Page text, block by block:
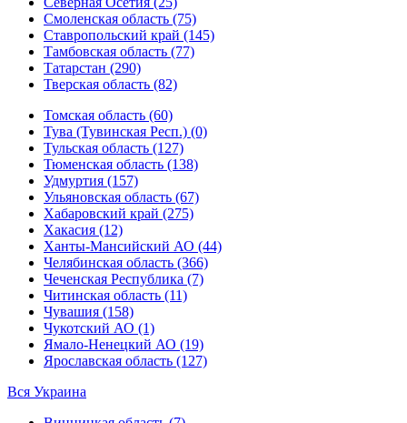
Смоленская область (75)
Ставропольский край (145)
Тамбовская область (77)
Татарстан (290)
Тверская область (82)
Томская область (60)
Тува (Тувинская Респ.) (0)
Тульская область (127)
Тюменская область (138)
Удмуртия (157)
Ульяновская область (67)
Хабаровский край (275)
Хакасия (12)
Ханты-Мансийский АО (44)
Челябинская область (366)
Чеченская Республика (7)
Читинская область (11)
Чувашия (158)
Чукотский АО (1)
Ямало-Ненецкий АО (19)
Ярославская область (127)
Вся Украина